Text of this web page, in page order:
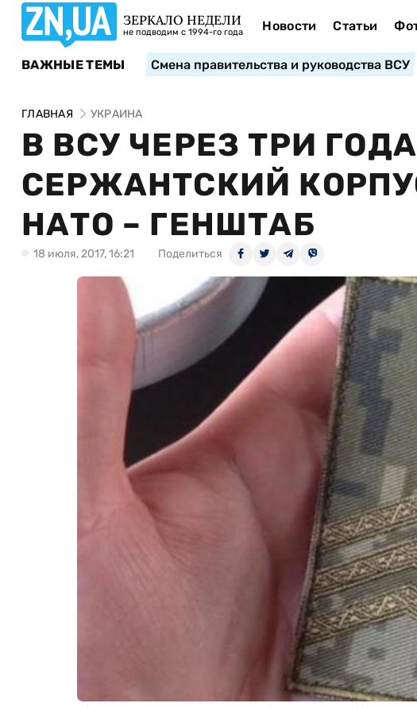
ЗЕРКАЛО НЕДЕЛИ
не подводим с 1994-го года Новости Статьи
ВАЖНЫЕ ТЕМЫ Смена правительства и руководства ВСУ
ГЛАВНАЯ УКРАИНА
В ВСУ ЧЕРЕЗ ТРИ
СЕРЖАНТСКИЙ
НАТО – ГЕНШТАБ
18 июля, 2017, 16:21 Поделиться